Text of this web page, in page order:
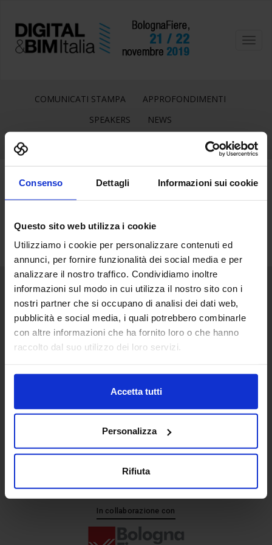
Consenso Dettagli Informazioni sui cookie
Questo sito web utilizza i cookie
Utilizziamo i cookie per personalizzare contenuti ed
annunci, per fornire funzionalità dei social media e per
analizzare il nostro traffico. Condividiamo inoltre
informazioni sul modo in cui utilizza il nostro sito con i
nostri partner che si occupano di analisi dei dati web,
pubblicità e social media, i quali potrebbero combinarle
con altre informazioni che ha fornito loro o che hanno
raccolto dal suo utilizzo dei loro servizi.
Accetta tutti
Personalizza
Rifiuta
COMUNICATI STAMPA
APPROFONDIMENTI
SPEAKERS
NEWS
Senaf srl
+ 39 051.325511
+ 39 02.332039460
In collaborazione con